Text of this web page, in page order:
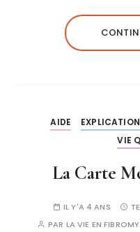
te
r
a
g
AIDE
VIE
La Carte
IL Y'A 4 ANS
PAR LA VIE EN